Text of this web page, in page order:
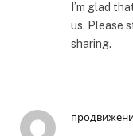
I’m glad
us. Please
sharing.